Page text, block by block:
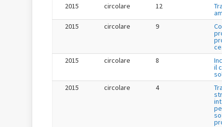
2015
circolare 12
2015
circolare 9
2015
circolare 8
il
2015
circolare 4